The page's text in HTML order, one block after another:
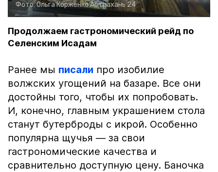
Фото:Ольга КорженкоАстрахань 24
Продолжаем гастрономический рейд по
Селенским Исадам
Ранее мы писали про изобилие
волжских угощений на базаре. Все они
достойны того, чтобы их попробовать.
И, конечно, главным украшением стола
станут бутерброды с икрой. Особенно
популярна щучья — за свои
гастрономические качества и
сравнительно доступную цену. Баночка